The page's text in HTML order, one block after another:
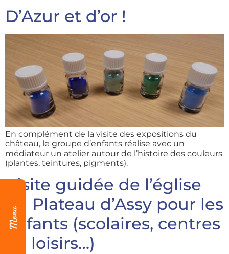
D’Azur et d’or !
En complément de la visite des expositions du
château, le groupe d’enfants réalise avec un
médiateur un atelier autour de l’histoire des couleurs
(plantes, teintures, pigments).
Visite guidée de l’église
du Plateau d’Assy pour les
enfants (scolaires, centres
de loisirs…)